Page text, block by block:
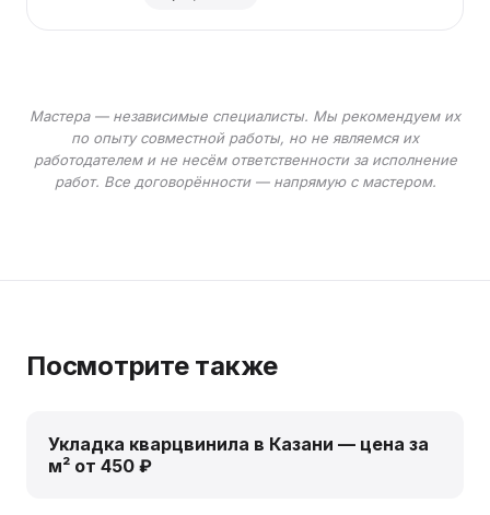
Мастера — независимые специалисты. Мы рекомендуем их
по опыту совместной работы, но не являемся их
работодателем и не несём ответственности за исполнение
работ. Все договорённости — напрямую с мастером.
Посмотрите также
Укладка кварцвинила в Казани — цена за
м² от 450 ₽